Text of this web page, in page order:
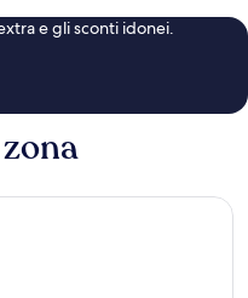
e gli sconti idonei.